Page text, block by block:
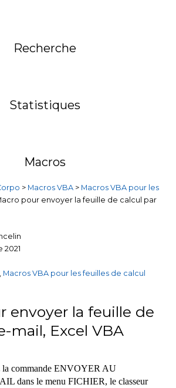
Recherche
Statistiques
Macros
> Macros VBA > Macros VBA pour les
pour envoyer la feuille de calcul par
2021
, Macros VBA pour les feuilles de calcul
envoyer la feuille de
mail, Excel VBA
la commande ENVOYER AU
dans le menu FICHIER, le classeur